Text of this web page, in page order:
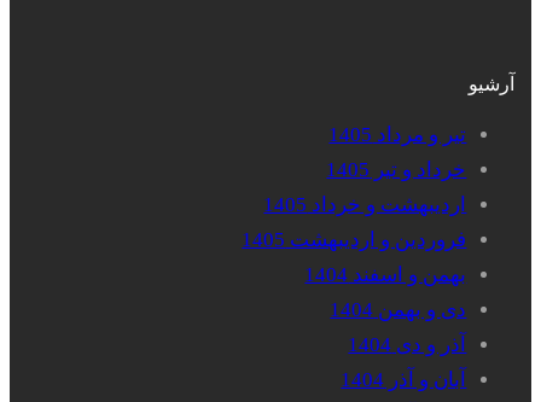
آرشیو
تیر و مرداد 1405
خرداد و تیر 1405
اردیبهشت و خرداد 1405
فروردین و اردیبهشت 1405
بهمن و اسفند 1404
دی و بهمن 1404
آذر و دی 1404
آبان و آذر 1404